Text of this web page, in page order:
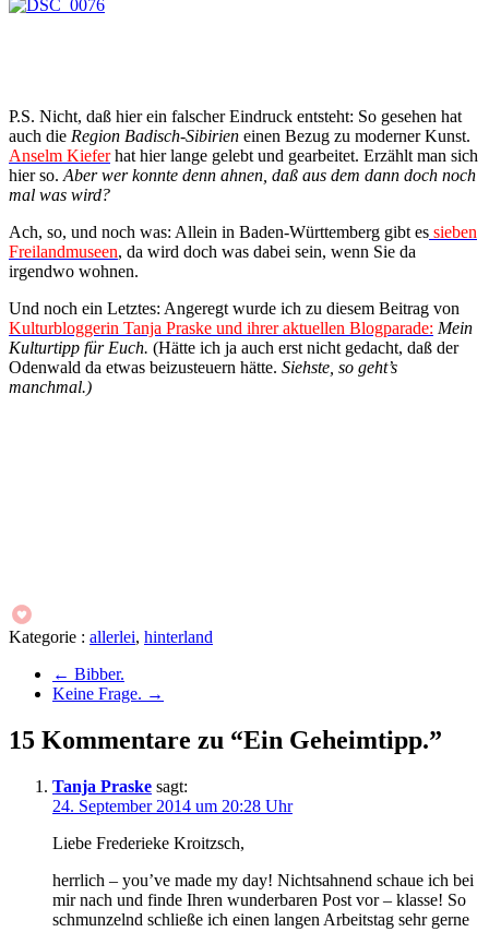
P.S. Nicht, daß hier ein falscher Eindruck entsteht: So gesehen hat
auch die Region Badisch-Sibirien einen Bezug zu moderner Kunst.
Anselm Kieferhat hier lange gelebt und gearbeitet. Erzählt man sich
hier so. Aber wer konnte denn ahnen, daß aus dem dann doch noch
mal was wird?
Ach, so, und noch was: Allein in Baden-Württemberg gibt es sieben
Freilandmuseen, da wird doch was dabei sein, wenn Sie da
irgendwo wohnen.
Und noch ein Letztes: Angeregt wurde ich zu diesem Beitrag von
Kulturbloggerin Tanja Praske und ihrer aktuellen Blogparade: Mein
Kulturtipp für Euch. (Hätte ich ja auch erst nicht gedacht, daß der
Odenwald da etwas beizusteuern hätte. Siehste, so geht’s
manchmal.)
Kategorie : allerlei, hinterland
← Bibber.
Keine Frage. →
15 Kommentare zu “Ein Geheimtipp.”
Tanja Praske sagt:
24. September 2014 um 20:28 Uhr
Liebe Frederieke Kroitzsch,
herrlich – you’ve made my day! Nichtsahnend schaue ich bei
mir nach und finde Ihren wunderbaren Post vor – klasse! So
schmunzelnd schließe ich einen langen Arbeitstag sehr gerne